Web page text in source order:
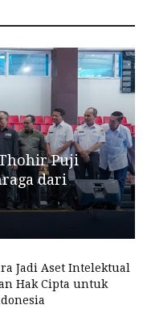
Puji
dari
Jadi Aset Intelektual
Hak Cipta untuk